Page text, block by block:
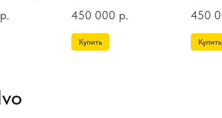
р. 450 000 р.
Купить
450
Купить